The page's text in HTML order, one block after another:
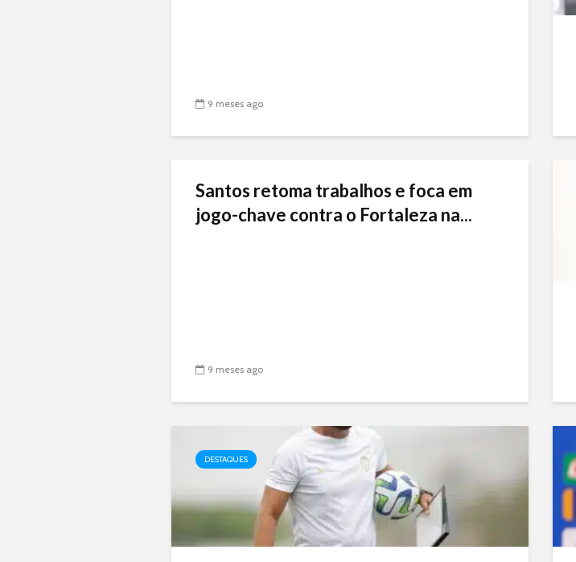
9 meses ago
Santos retoma trabalhos e foca em
jogo-chave contra o Fortaleza na...
9 meses ago
DESTAQUES